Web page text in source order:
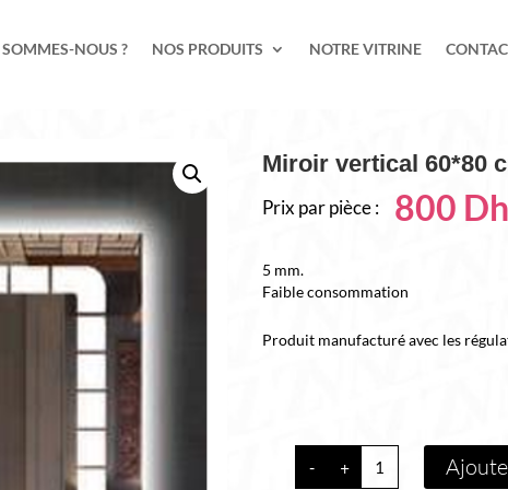
NOUS ? NOS PRODUITS NOTRE VITRINE
Miroir vertical 60*80
Prix par pièce : 800 Dh
5 mm.
Faible consommation
Produit manufacturé avec les
- +